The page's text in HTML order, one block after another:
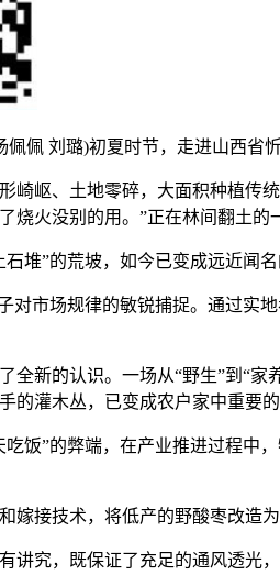
佩佩 刘璐)初夏时节，走进山西省
岖、土地零碎，大面积种植传统
烧火没别的用。”正在林间翻土的
石堆”的荒坡，如今已变成远近闻
市场规律的敏锐捕捉。通过实地
新的认识。一场从“野生”到“家
的灌木丛，已变成农户家中重要
”的弊端，在产业推进过程中，
嫁接技术，将低产的野酸枣改
究，既保证了充足的通风透光，